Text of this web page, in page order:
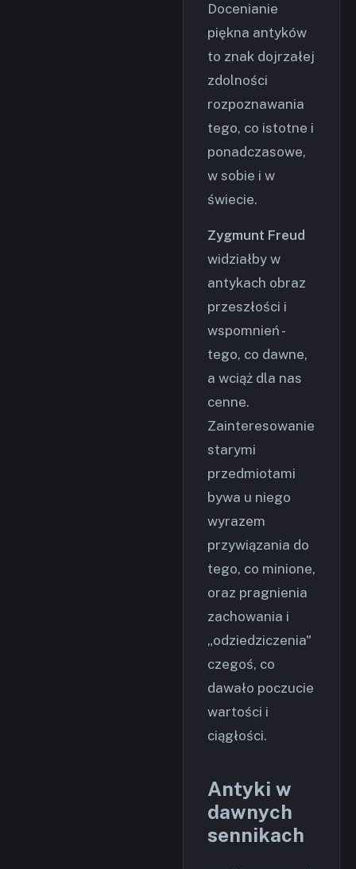
Docenianie
piękna antyków
to znak dojrzałej
zdolności
rozpoznawania
tego, co istotne i
ponadczasowe,
w sobie i w
świecie.
Zygmunt Freud
widziałby w
antykach obraz
przeszłości i
wspomnień -
tego, co dawne,
a wciąż dla nas
cenne.
Zainteresowanie
starymi
przedmiotami
bywa u niego
wyrazem
przywiązania do
tego, co minione,
oraz pragnienia
zachowania i
„odziedziczenia"
czegoś, co
dawało poczucie
wartości i
ciągłości.
Antyki w
dawnych
sennikach